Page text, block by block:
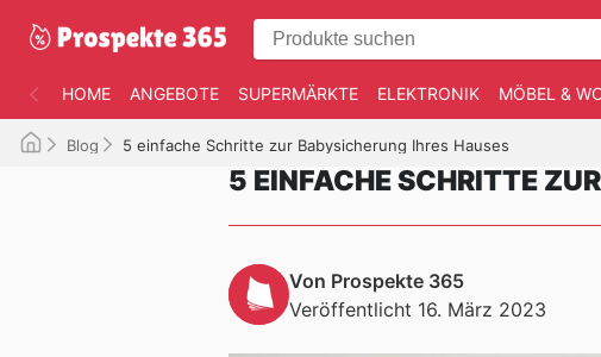
HOME ANGEBOTE SUPERMÄRKTE ELEKTRONIK MÖBEL &
Blog 5 einfache Schritte zur Babysicherung Ihres Hauses
5 EINFACHE SCHRITTE
Von Prospekte 365
Veröffentlicht 16. März 2023